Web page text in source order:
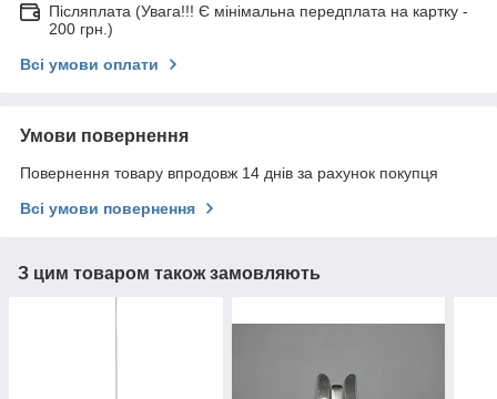
Післяплата (Увага!!! Є мінімальна передплата на картку -
200 грн.)
Всі умови оплати
Умови повернення
Повернення товару впродовж 14 днів за рахунок покупця
Всі умови повернення
З цим товаром також замовляють